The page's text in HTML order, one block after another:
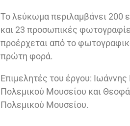
Το λεύκωμα περιλαμβάνει 200
και 23 προσωπικές
προέρχεται από το
πρώτη φορά.
Επιμελητές του έργου:
Πολεμικού Μουσείου και
Πολεμικού Μουσείου.